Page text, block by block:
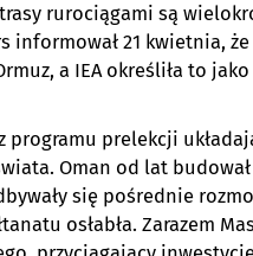
rurociągami są
informował 21 kwietnia,
a IEA określiła to
programu prelekcji
Oman od lat
się pośrednie
osłabła. Zarazem